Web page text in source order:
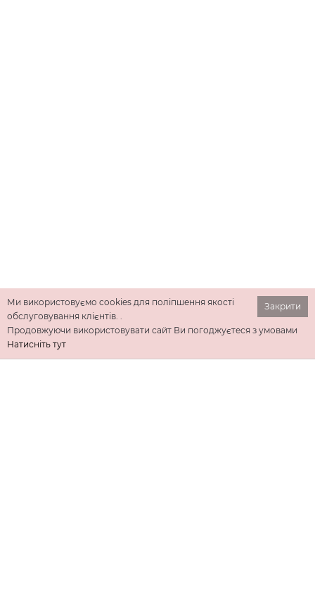
Закрити
Ми використовуємо cookies для поліпшення якості
обслуговування клієнтів. .
Продовжуючи використовувати сайт Ви погоджуєтеся з умовами
Натисніть тут